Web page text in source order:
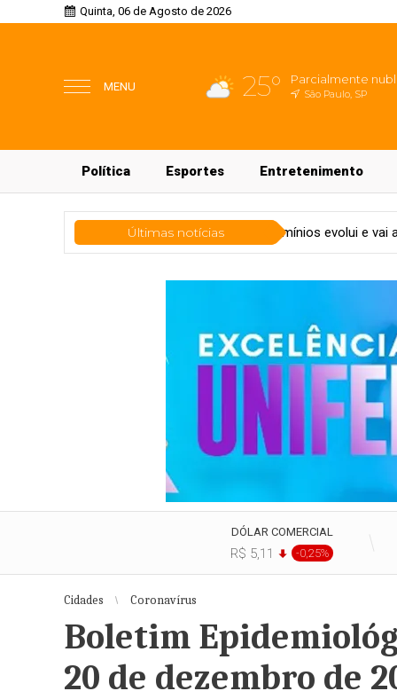
Quinta, 06 de Agosto de 2026
MENU 25° Parcialmente
São Paulo, SP
Política Esportes Entretenimento
Últimas notícias
Segurança de condomínios evolui e vai além das câmeras
DÓLAR COMERCIAL
R$ 5,11 -0,25%
Cidades Coronavírus
Boletim
20 de dezembro de